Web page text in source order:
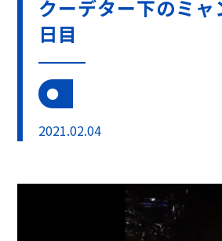
クーデター下のミャ
日目
2021.02.04